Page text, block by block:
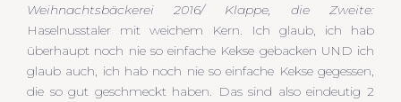
Weihnachtsbäckerei 2016/ Klappe, die Zweite:
Haselnusstaler mit weichem Kern. Ich glaub, ich hab
überhaupt noch nie so einfache Kekse gebacken UND ich
glaub auch, ich hab noch nie so einfache Kekse gegessen,
die so gut geschmeckt haben. Das sind also eindeutig 2